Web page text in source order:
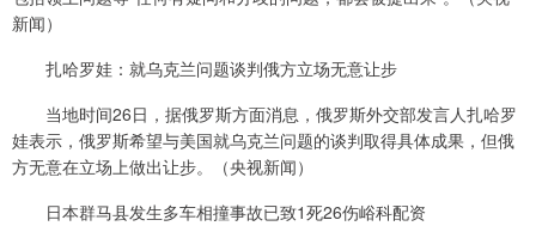
新闻）
扎哈罗娃：就乌克兰问题谈判俄方立场无意让步
当地时间26日，据俄罗斯方面消息，俄罗斯外交部发言人扎哈罗
娃表示，俄罗斯希望与美国就乌克兰问题的谈判取得具体成果，但俄
方无意在立场上做出让步。（央视新闻）
日本群马县发生多车相撞事故已致1死26伤峪科配资